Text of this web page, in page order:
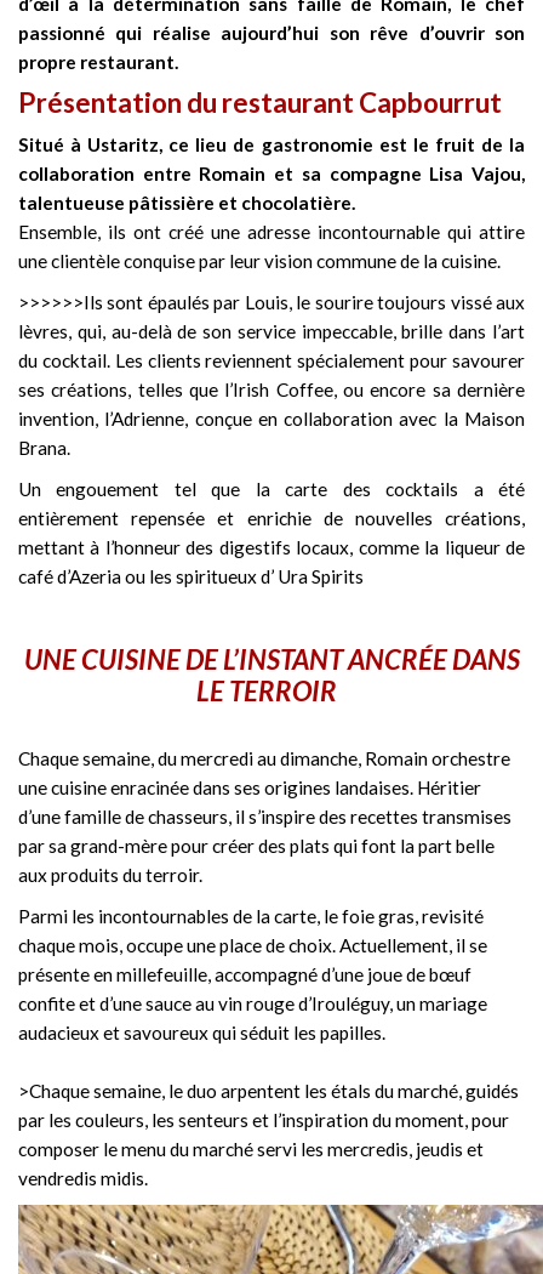
passionné qui réalise aujourd’hui son rêve d’ouvrir son
propre restaurant.
Présentation du restaurant Capbourrut
Situé à Ustaritz, ce lieu de gastronomie est le fruit de la
collaboration entre Romain et sa compagne Lisa Vajou,
talentueuse pâtissière et chocolatière.
Ensemble, ils ont créé une adresse incontournable qui attire
une clientèle conquise par leur vision commune de la cuisine.
>>>>>>Ils sont épaulés par Louis, le sourire toujours vissé aux
lèvres, qui, au-delà de son service impeccable, brille dans l’art
du cocktail. Les clients reviennent spécialement pour savourer
ses créations, telles que l’Irish Coffee, ou encore sa dernière
invention, l’Adrienne, conçue en collaboration avec la Maison
Brana.
Un engouement tel que la carte des cocktails a été
entièrement repensée et enrichie de nouvelles créations,
mettant à l’honneur des digestifs locaux, comme la liqueur de
café d’Azeria ou les spiritueux d’ Ura Spirits
UNE CUISINE DE L’INSTANT ANCRÉE DANS
LE TERROIR
Chaque semaine, du mercredi au dimanche, Romain orchestre
une cuisine enracinée dans ses origines landaises. Héritier
d’une famille de chasseurs, il s’inspire des recettes transmises
par sa grand-mère pour créer des plats qui font la part belle
aux produits du terroir.
Parmi les incontournables de la carte, le foie gras, revisité
chaque mois, occupe une place de choix. Actuellement, il se
présente en millefeuille, accompagné d’une joue de bœuf
confite et d’une sauce au vin rouge d’Irouléguy, un mariage
audacieux et savoureux qui séduit les papilles.
>Chaque semaine, le duo arpentent les étals du marché, guidés
par les couleurs, les senteurs et l’inspiration du moment, pour
composer le menu du marché servi les mercredis, jeudis et
vendredis midis.